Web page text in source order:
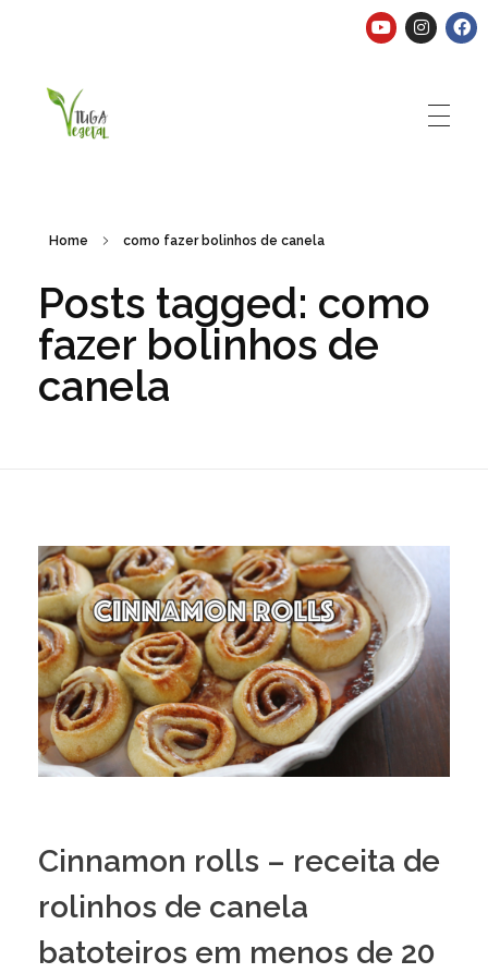
Home como fazer bolinhos de canela
Posts tagged: como
fazer bolinhos de
canela
Cinnamon rolls – receita de
rolinhos de canela
batoteiros em menos de 20